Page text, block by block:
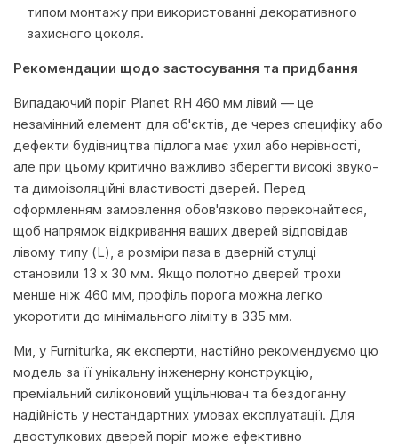
типом монтажу при використованні декоративного
захисного цоколя.
Рекомендации щодо застосування та придбання
Випадаючий поріг Planet RH 460 мм лівий — це
незамінний елемент для об'єктів, де через специфіку або
дефекти будівництва підлога має ухил або нерівності,
але при цьому критично важливо зберегти високі звуко-
та димоізоляційні властивості дверей. Перед
оформленням замовлення обов'язково переконайтеся,
щоб напрямок відкривання ваших дверей відповідав
лівому типу (L), а розміри паза в дверній стулці
становили 13 x 30 мм. Якщо полотно дверей трохи
менше ніж 460 мм, профіль порога можна легко
укоротити до мінімального ліміту в 335 мм.
Ми, у Furniturka, як експерти, настійно рекомендуємо цю
модель за її унікальну інженерну конструкцію,
преміальний силіконовий ущільнювач та бездоганну
надійність у нестандартних умовах експлуатації. Для
двостулкових дверей поріг може ефективно